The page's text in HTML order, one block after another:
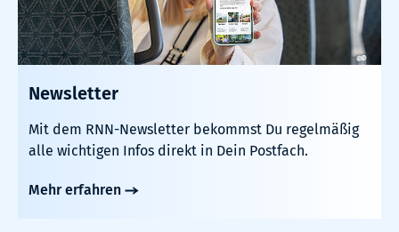
Newsletter
Mit dem RNN-Newsletter bekommst Du regelmäßig
alle wichtigen Infos direkt in Dein Postfach.
Mehr erfahren